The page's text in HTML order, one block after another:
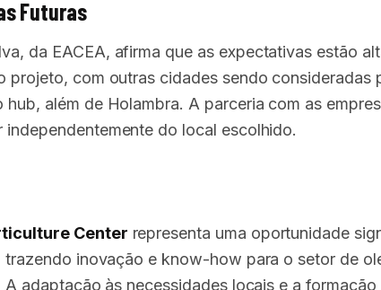
Futuras
da EACEA, afirma que as expectativas estão
projeto, com outras cidades sendo consideradas
hub, além de Holambra. A parceria com as
independentemente do local escolhido.
Center representa uma oportunidade
trazendo inovação e know-how para o setor de
A adaptação às necessidades locais e a formação